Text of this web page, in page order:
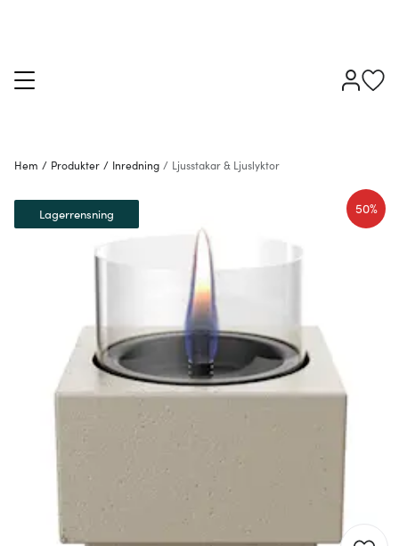
Hem / Produkter / Inredning / Ljusstakar & Ljuslyktor
50%
Lagerrensning